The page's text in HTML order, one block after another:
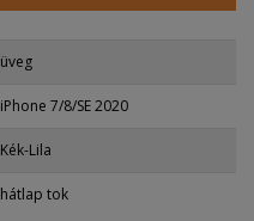
üveg
iPhone 7/8/SE 2020
Kék-Lila
hátlap tok